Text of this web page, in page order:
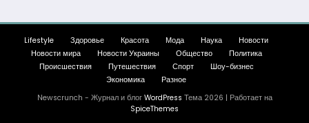
Lifestyle Здоровье Красота Мода Наука
Новости
Новости мира
Новости Украины Общество
Политика
Происшествия
Путешествия Спорт
Шоу-бизнес
Экономика
Разное
Newscrunch - Журнал и блог WordPress Тема 2026 | Работает на
SpiceThemes